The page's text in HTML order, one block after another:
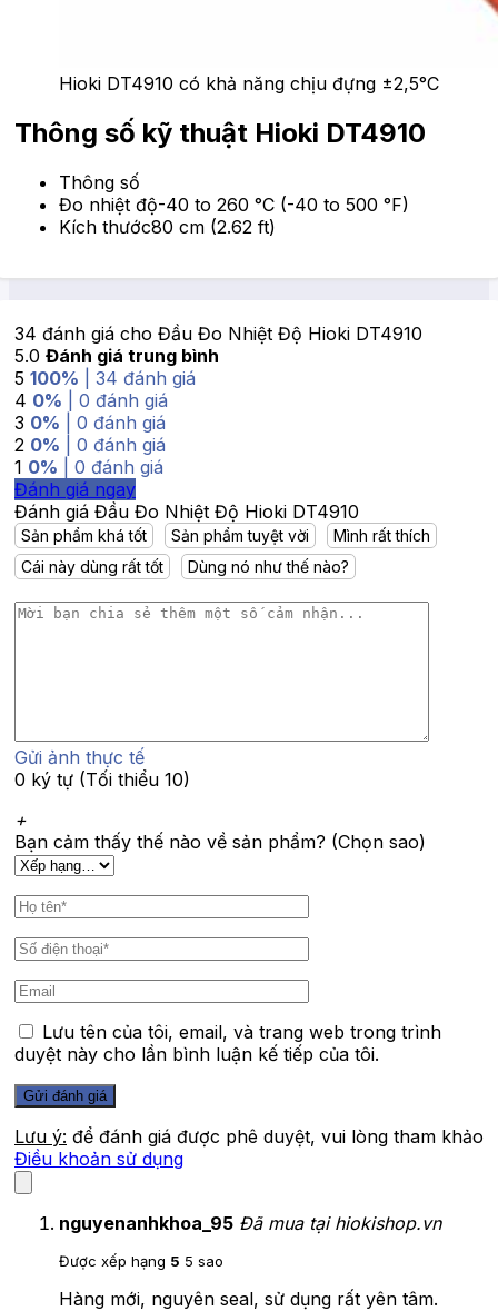
Hioki DT4910 có khả năng chịu đựng ±2,5°C
Thông số kỹ thuật Hioki DT4910
Thông số
Đo nhiệt độ-40 to 260 °C (-40 to 500 °F)
Kích thước80 cm (2.62 ft)
34 đánh giá cho Đầu Đo Nhiệt Độ Hioki DT4910
5.0 Đánh giá trung bình
5 100% | 34 đánh giá
4 0% | 0 đánh giá
3 0% | 0 đánh giá
2 0% | 0 đánh giá
1 0% | 0 đánh giá
Đánh giá ngay
Đánh giá Đầu Đo Nhiệt Độ Hioki DT4910
Sản phẩm khá tốt Sản phẩm tuyệt vời
Mình rất thích
Cái này dùng rất tốt
Dùng nó như thế nào?
Gửi ảnh thực tế
0 ký tự (Tối thiểu 10)
+
Bạn cảm thấy thế nào về sản phẩm? (Chọn sao)
Lưu tên của tôi, email, và trang web trong trình
duyệt này cho lần bình luận kế tiếp của tôi.
Lưu ý: để đánh giá được phê duyệt, vui lòng tham khảo
Điều khoản sử dụng
nguyenanhkhoa_95 Đã mua tại hiokishop.vn
Được xếp hạng 5 5 sao
Hàng mới, nguyên seal, sử dụng rất yên tâm.